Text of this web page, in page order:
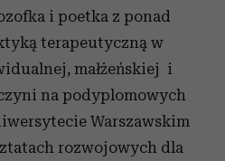
i poetka z ponad
terapeutyczną w
małżeńskiej i
na podyplomowych
Warszawskim
rozwojowych dla